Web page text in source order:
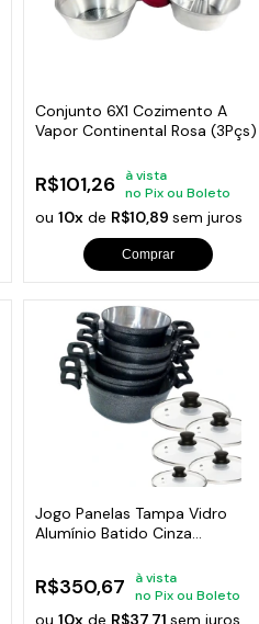
Conjunto 6X1 Cozimento A
Vapor Continental Rosa (3Pçs)
R$101,26
à vista
no Pix ou Boleto
ou 10xde R$10,89 sem juros
Comprar
Jogo Panelas Tampa Vidro
Alumínio Batido Cinza
R$350,67
à vista
no Pix ou Boleto
ou 10xde R$37,71 sem juros